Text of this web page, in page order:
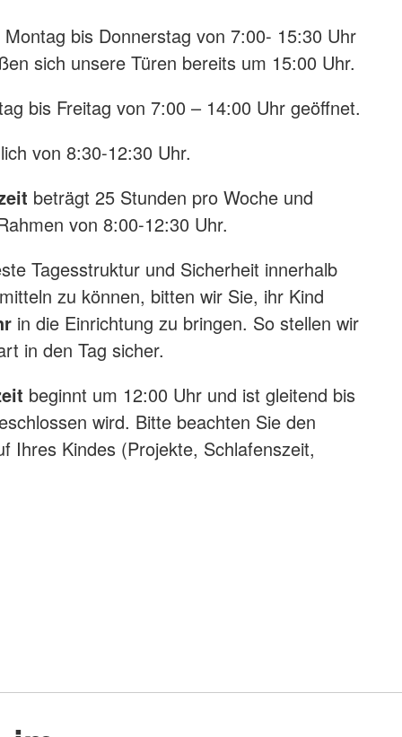
bis Donnerstag von 7:00- 15:30 Uhr
sich unsere Türen bereits um 15:00 Uhr.
bis Freitag von 7:00 – 14:00 Uhr geöffnet.
von 8:30-12:30 Uhr.
beträgt 25 Stunden pro Woche und
von 8:00-12:30 Uhr.
Tagesstruktur und Sicherheit innerhalb
zu können, bitten wir Sie, ihr Kind
in die Einrichtung zu bringen. So stellen wir
in den Tag sicher.
beginnt um 12:00 Uhr und ist gleitend bis
wird. Bitte beachten Sie den
Ihres Kindes (Projekte, Schlafenszeit,